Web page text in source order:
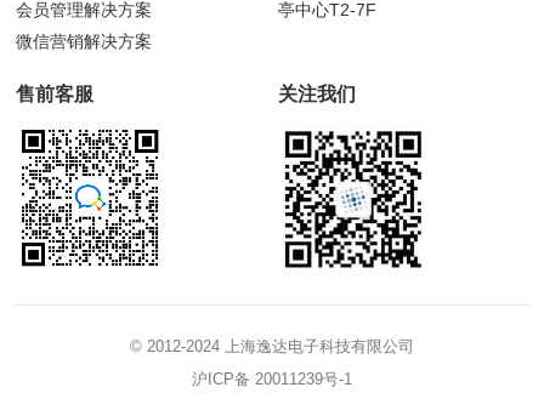
会员管理解决方案
微信营销解决方案
亭中心T2-7F
售前客服 关注我们
© 2012-2024 上海逸达电子科技有限公司
沪ICP备 20011239号-1